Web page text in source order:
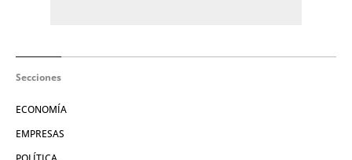
Secciones
ECONOMÍA
EMPRESAS